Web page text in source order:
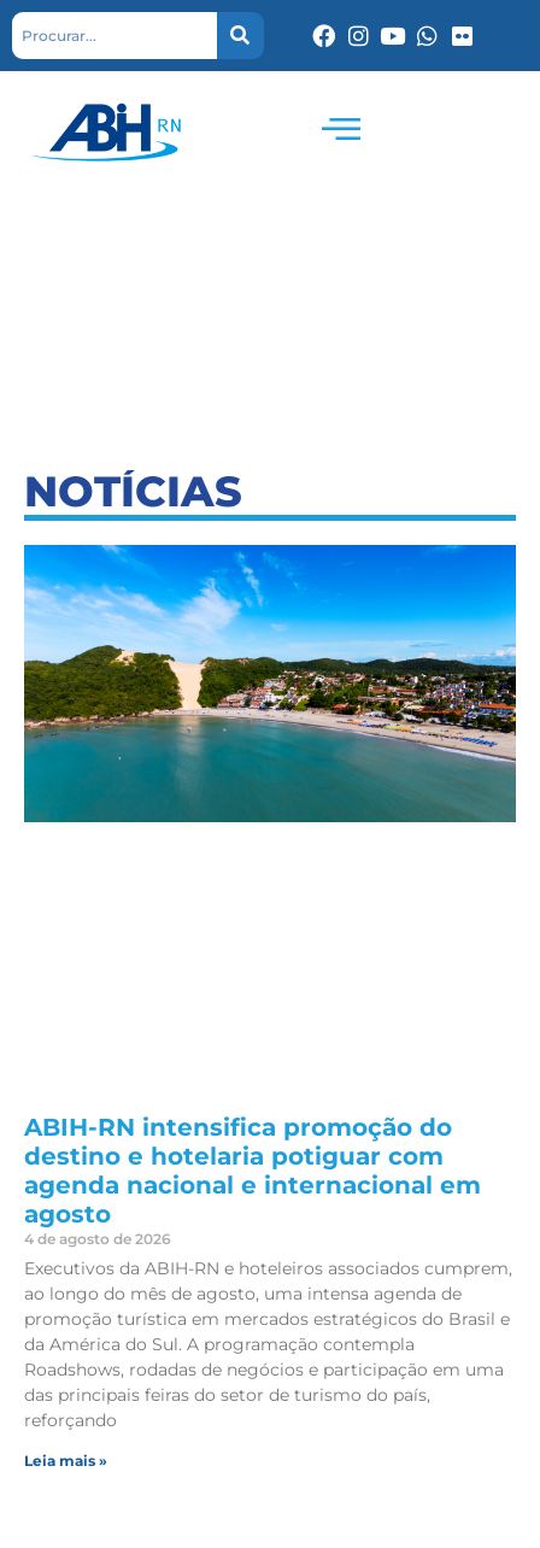
NOTÍCIAS
ABIH-RN intensifica promoção do
destino e hotelaria potiguar com
agenda nacional e internacional em
agosto
4 de agosto de 2026
Executivos da ABIH-RN e hoteleiros associados cumprem,
ao longo do mês de agosto, uma intensa agenda de
promoção turística em mercados estratégicos do Brasil e
da América do Sul. A programação contempla
Roadshows, rodadas de negócios e participação em uma
das principais feiras do setor de turismo do país,
reforçando
Leia mais »